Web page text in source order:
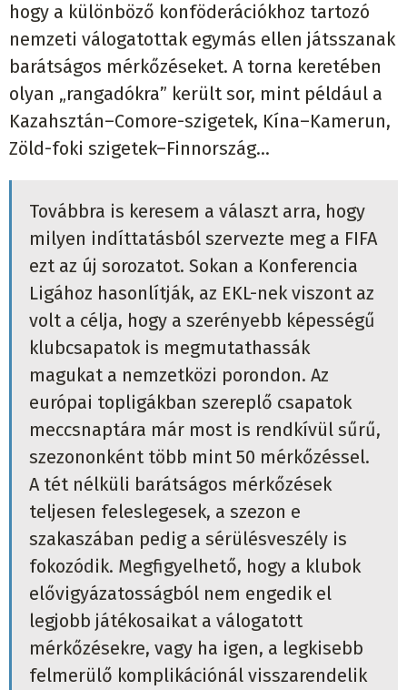
hogy a különböző konföderációkhoz tartozó
nemzeti válogatottak egymás ellen játsszanak
barátságos mérkőzéseket. A torna keretében
olyan „rangadókra” került sor, mint például a
Kazahsztán–Comore-szigetek, Kína–Kamerun,
Zöld-foki szigetek–Finnország...
Továbbra is keresem a választ arra, hogy
milyen indíttatásból szervezte meg a FIFA
ezt az új sorozatot. Sokan a Konferencia
Ligához hasonlítják, az EKL-nek viszont az
volt a célja, hogy a szerényebb képességű
klubcsapatok is megmutathassák
magukat a nemzetközi porondon. Az
európai topligákban szereplő csapatok
meccsnaptára már most is rendkívül sűrű,
szezononként több mint 50 mérkőzéssel.
A tét nélküli barátságos mérkőzések
teljesen feleslegesek, a szezon e
szakaszában pedig a sérülésveszély is
fokozódik. Megfigyelhető, hogy a klubok
elővigyázatosságból nem engedik el
legjobb játékosaikat a válogatott
mérkőzésekre, vagy ha igen, a legkisebb
felmerülő komplikációnál visszarendelik